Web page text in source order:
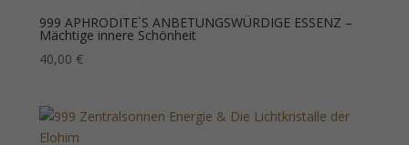
999 APHRODITE`S ANBETUNGSWÜRDIGE ESSENZ –
Mächtige innere Schönheit
40,00 €